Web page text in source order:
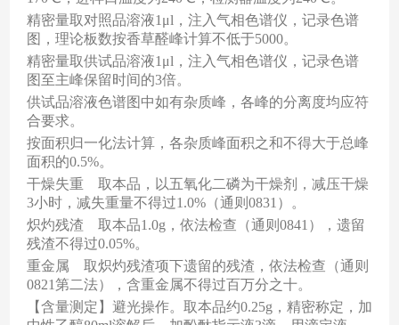
精密量取对照品溶液1 μl ，注入气相色谱仪，记录色谱
图，理论板数按香草醛峰计算不低于5000。
精密量取供试品溶液1 μl ，注入气相色谱仪，记录色谱
图至主峰保留时间的3倍。
供试品溶液色谱图中如有杂质峰，各峰的分离度均应符
合要求。
按面积归一化法计算，各杂质峰面积之和不得大于总峰
面积的0.5%。
干燥失重 取本品，以五氧化二磷为干燥剂，减压干燥
3小时，减失重量不得过1.0%（通则 0831 ）。
炽灼残渣 取本品1.0g ，依法检查（通则 0841 ），遗留
残渣不得过0.05%。
重金属 取炽灼残渣项下遗留的残渣，依法检查（通则
0821第二法），含重金属不得过百万分之十。
【含量测定】避光操作。取本品约0.25g ，精密称定，加